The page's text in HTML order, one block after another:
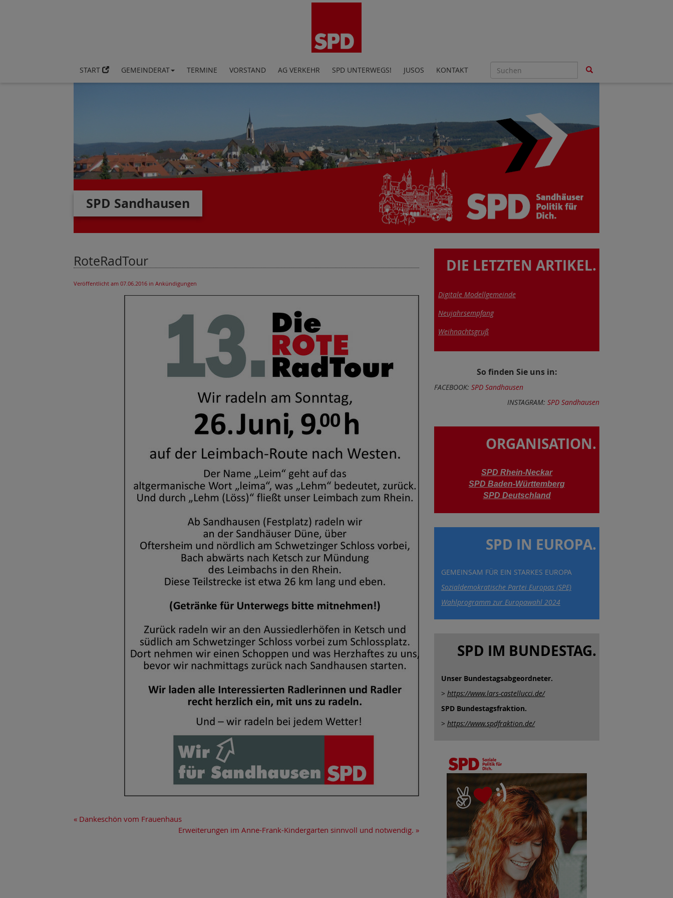
START GEMEINDERAT TERMINE VORSTAND AG VERKEHR SPD UNTERWEGS! JUSOS KONTAKT
SPD Sandhausen
RoteRadTour
Veröffentlicht am 07.06.2016 in Ankündigungen
« Dankeschön vom Frauenhaus
Erweiterungen im Anne-Frank-Kindergarten sinnvoll und notwendig. »
DIE LETZTEN ARTIKEL.
Digitale Modellgemeinde
Neujahrsempfang
Weihnachtsgruß
So finden Sie uns in:
FACEBOOK: SPD Sandhausen
INSTAGRAM: SPD Sandhausen
ORGANISATION.
SPD Rhein-Neckar
SPD Baden-Württemberg
SPD Deutschland
SPD IN EUROPA.
GEMEINSAM FÜR EIN STARKES EUROPA
Sozialdemokratische Partei Europas (SPE)
Wahlprogramm zur Europawahl 2024
SPD IM BUNDESTAG.
Unser Bundestagsabgeordneter.
> https://www.lars-castellucci.de/
SPD Bundestagsfraktion.
> https://www.spdfraktion.de/